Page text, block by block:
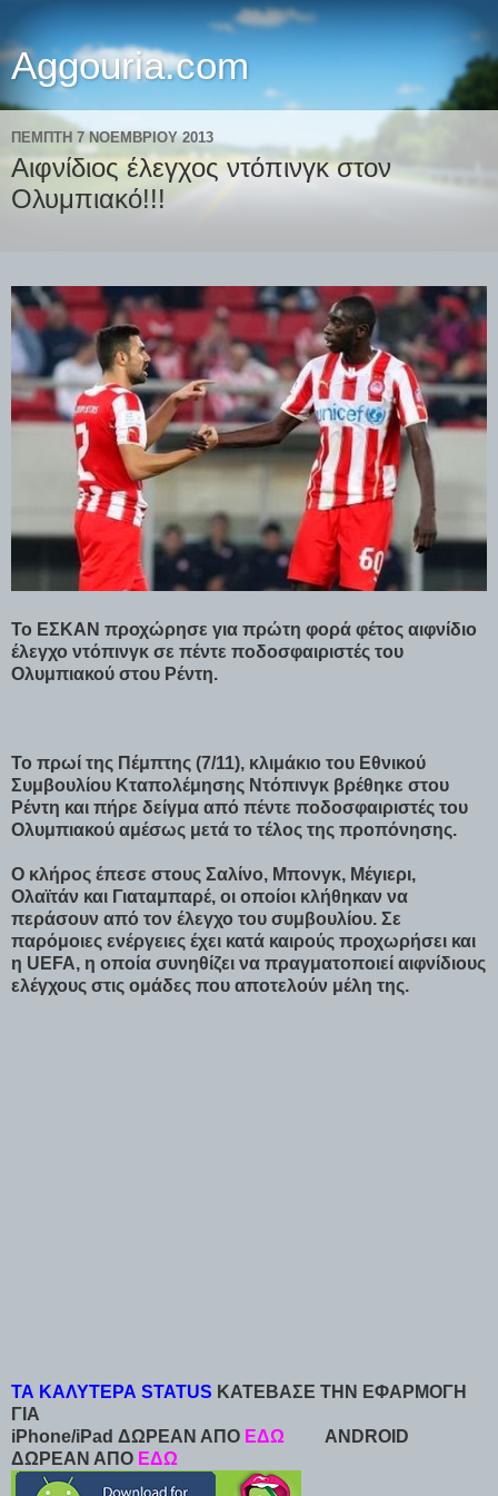
Aggouria.com
ΠΈΜΠΤΗ 7 ΝΟΕΜΒΡΊΟΥ 2013
Αιφνίδιος έλεγχος ντόπινγκ στον
Ολυμπιακό!!!
Το ΕΣΚΑΝ προχώρησε για πρώτη φορά φέτος αιφνίδιο
έλεγχο ντόπινγκ σε πέντε ποδοσφαιριστές του
Ολυμπιακού στου Ρέντη.
Το πρωί της Πέμπτης (7/11), κλιμάκιο του Εθνικού
Συμβουλίου Κταπολέμησης Ντόπινγκ βρέθηκε στου
Ρέντη και πήρε δείγμα από πέντε ποδοσφαιριστές του
Ολυμπιακού αμέσως μετά το τέλος της προπόνησης.
Ο κλήρος έπεσε στους Σαλίνο, Μπονγκ, Μέγιερι,
Ολαϊτάν και Γιαταμπαρέ, οι οποίοι κλήθηκαν να
περάσουν από τον έλεγχο του συμβουλίου. Σε
παρόμοιες ενέργειες έχει κατά καιρούς προχωρήσει και
η UEFA, η οποία συνηθίζει να πραγματοποιεί αιφνίδιους
ελέγχους στις ομάδες που αποτελούν μέλη της.
ΤΑ ΚΑΛΥΤΕΡΑ STATUS ΚΑΤΕΒΑΣΕ ΤΗΝ ΕΦΑΡΜΟΓΗ
ΓΙΑ
iPhone/iPad ΔΩΡΕΑΝ ΑΠΟ ΕΔΩ
ANDROID
ΔΩΡΕΑΝ ΑΠΟ ΕΔΩ